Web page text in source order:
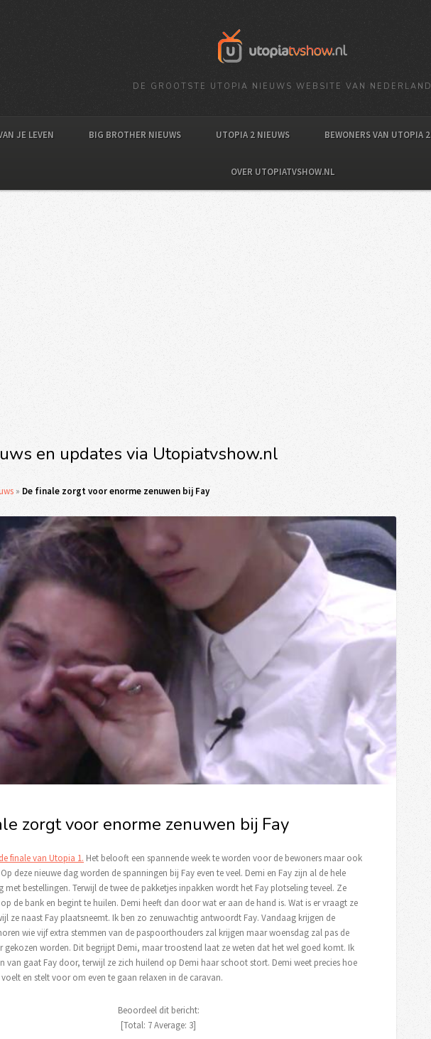
DE GROOTSTE UTOPIA NIEUWS WEBSITE VAN NEDERLAND
JE LEVEN BIG BROTHER NIEUWS UTOPIA 2 NIEUWS BEWONERS VAN UTOPIA 2
OVER UTOPIATVSHOW.NL
en updates via Utopiatvshow.nl
» De finale zorgt voor enorme zenuwen bij Fay
zorgt voor enorme zenuwen bij Fay
finale van Utopia 1. Het belooft een spannende week te worden voor de bewoners maar ook
deze nieuwe dag worden de spanningen bij Fay even te veel. Demi en Fay zijn al de hele
met bestellingen. Terwijl de twee de pakketjes inpakken wordt het Fay plotseling teveel. Ze
de bank en begint te huilen. Demi heeft dan door wat er aan de hand is. Wat is er vraagt ze
ze naast Fay plaatsneemt. Ik ben zo zenuwachtig antwoordt Fay. Vandaag krijgen de
wie vijf extra stemmen van de paspoorthouders zal krijgen maar woensdag zal pas de
gekozen worden. Dit begrijpt Demi, maar troostend laat ze weten dat het wel goed komt. Ik
van gaat Fay door, terwijl ze zich huilend op Demi haar schoot stort. Demi weet precies hoe
en stelt voor om even te gaan relaxen in de caravan.
Beoordeel dit bericht:
[Total: 7Average: 3]